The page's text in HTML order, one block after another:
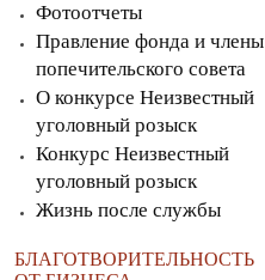
Фотоотчеты
Правление фонда и члены
попечительского совета
О конкурсе Неизвестный
уголовный розыск
Конкурс Неизвестный
уголовный розыск
Жизнь после службы
БЛАГОТВОРИТЕЛЬНОСТЬ